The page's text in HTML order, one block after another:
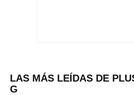
LAS MÁS LEÍDAS DE
G